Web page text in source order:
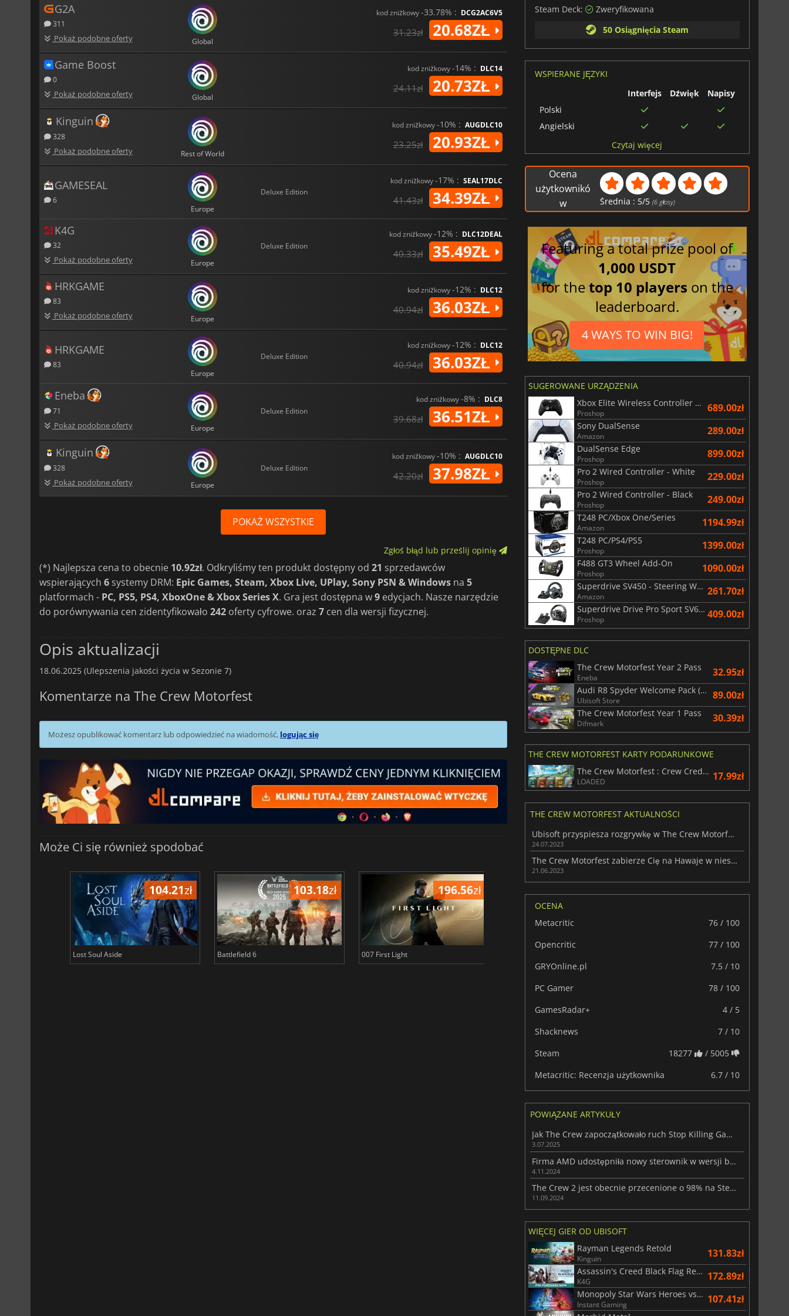
G2A
311
Pokaż podobne oferty Global
kod zniżkowy-33.78% : DCG2AC6V5
31.23zł 20.68ZŁ
Game Boost
0
Pokaż podobne oferty Global
kod zniżkowy-14% : DLC14
24.11zł 20.73ZŁ
Kinguin
328
Pokaż podobne oferty Rest of World
kod zniżkowy-10% : AUGDLC10
23.25zł 20.93ZŁ
GAMESEAL
6
Europe
Deluxe Edition
kod zniżkowy-17% : SEAL17DLC
41.43zł 34.39ZŁ
K4G
32
Pokaż podobne oferty Europe
Deluxe Edition
kod zniżkowy-12% : DLC12DEAL
40.33zł 35.49ZŁ
HRKGAME
83
Pokaż podobne oferty Europe
kod zniżkowy-12% : DLC12
40.94zł 36.03ZŁ
HRKGAME
83
Europe
Deluxe Edition
kod zniżkowy-12% : DLC12
40.94zł 36.03ZŁ
Eneba
71
Pokaż podobne oferty Europe
Deluxe Edition
kod zniżkowy-8% : DLC8
39.68zł 36.51ZŁ
Kinguin
328
Pokaż podobne oferty Europe
Deluxe Edition
kod zniżkowy-10% : AUGDLC10
42.20zł 37.98ZŁ
POKAŻ WSZYSTKIE
Zgłoś błąd lub prześlij opinię
(*) Najlepsza cena to obecnie 10.92zł. Odkryliśmy ten produkt dostępny od 21 sprzedawców
wspierających 6 systemy DRM: Epic Games, Steam, Xbox Live, UPlay, Sony PSN & Windows na 5
platformach - PC, PS5, PS4, XboxOne & Xbox Series X. Gra jest dostępna w9 edycjach. Nasze narzędzie
do porównywania cen zidentyfikowało 242 oferty cyfrowe. oraz 7 cen dla wersji fizycznej.
Opis aktualizacji
18.06.2025 (Ulepszenia jakości życia w Sezonie 7)
Komentarze na The Crew Motorfest
Możesz opublikować komentarz lub odpowiedzieć na wiadomość, logując się
Może Ci się również spodobać
104.21zł
Lost Soul Aside
103.18zł
Battlefield 6
196.56zł
007 First Light
Steam Deck:
Zweryfikowana
50 Osiągnięcia Steam
WSPIERANE JĘZYKI
Interfejs
Dźwięk
Napisy
Polski
Angielski
Francuski
Chiński
uproszczony
Niemiecki
Włoski
Chiński tradycyjny
Brazylijski
portugalski
Arabski
Czytaj więcej
Ocena
użytkownikó
w
Średnia : 5/5 (6 głosy)
Featuring a total prize pool of
1,000 USDT
for thetop 10 players on the
leaderboard.
4 WAYS TO WIN BIG!
SUGEROWANE URZĄDZENIA
Xbox Elite Wireless Controller Series 2 - Black
Proshop 689.00zł
Sony DualSense
Amazon 289.00zł
DualSense Edge
Proshop 899.00zł
Pro 2 Wired Controller - White
Proshop 229.00zł
Pro 2 Wired Controller - Black
Proshop 249.00zł
T248 PC/Xbox One/Series
Amazon 1194.99zł
T248 PC/PS4/PS5
Proshop 1399.00zł
F488 GT3 Wheel Add-On
Proshop 1090.00zł
Superdrive SV450 - Steering Wheel
Amazon 261.70zł
Superdrive Drive Pro Sport SV650
Proshop 409.00zł
DOSTĘPNE DLC
The Crew Motorfest Year 2 Pass
Eneba 32.95zł
Audi R8 Spyder Welcome Pack (+220,000 Crew Credits) – The Crew Motorfest
Ubisoft Store 89.00zł
The Crew Motorfest Year 1 Pass
Difmark 30.39zł
THE CREW MOTORFEST KARTY PODARUNKOWE
The Crew Motorfest : Crew Credits
LOADED 17.99zł
THE CREW MOTORFEST AKTUALNOŚCI
Ubisoft przyspiesza rozgrywkę w The Crew Motorfest
24.07.2023
The Crew Motorfest zabierze Cię na Hawaje w niesamowitą podróż
21.06.2023
OCENA
Metacritic
76 / 100
Opencritic
77 / 100
GRYOnline.pl
7.5 / 10
PC Gamer
78 / 100
GamesRadar+
4 / 5
Shacknews
7 / 10
Steam
18277
/ 5005
Metacritic: Recenzja użytkownika
6.7 / 10
POWIĄZANE ARTYKUŁY
Jak The Crew zapoczątkowało ruch Stop Killing Games
3.07.2025
Firma AMD udostępniła nowy sterownik w wersji beta, który obejmuje obsługę gry Dragon Age: The Veilguard
4.11.2024
The Crew 2 jest obecnie przecenione o 98% na Steamie
11.09.2024
WIĘCEJ GIER OD UBISOFT
Rayman Legends Retold
Kinguin 131.83zł
Assassin's Creed Black Flag Resynced
K4G 172.89zł
Monopoly Star Wars Heroes vs. Villains
Instant Gaming 107.41zł